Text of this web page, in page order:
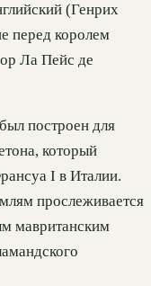
(Генрих
перед королем
Ла Пейс де
построен для
который
I в Италии.
прослеживается
мавританским